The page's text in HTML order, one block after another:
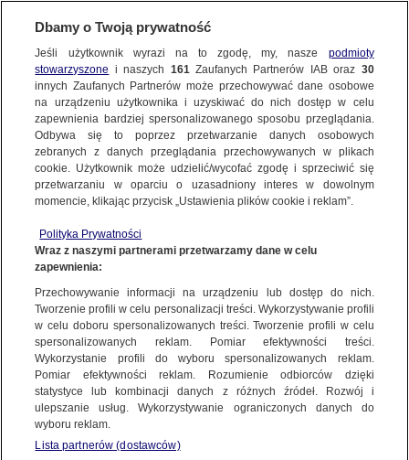
Oops!
Something went wrong. Please try
refreshing the app
Dbamy o Twoją prywatność
Jeśli użytkownik wyrazi na to zgodę, my, nasze podmioty
stowarzyszone i naszych 161Zaufanych Partnerów IAB oraz 30
innych Zaufanych Partnerów może przechowywać dane osobowe
na urządzeniu użytkownika i uzyskiwać do nich dostęp w celu
zapewnienia bardziej spersonalizowanego sposobu przeglądania.
Odbywa się to poprzez przetwarzanie danych osobowych
zebranych z danych przeglądania przechowywanych w plikach
cookie. Użytkownik może udzielić/wycofać zgodę i sprzeciwić się
przetwarzaniu w oparciu o uzasadniony interes w dowolnym
momencie, klikając przycisk „Ustawienia plików cookie i reklam”.
Polityka Prywatności
Wraz z naszymi partnerami przetwarzamy dane w celu
zapewnienia:
Przechowywanie informacji na urządzeniu lub dostęp do nich.
Tworzenie profili w celu personalizacji treści. Wykorzystywanie profili
w celu doboru spersonalizowanych treści. Tworzenie profili w celu
spersonalizowanych reklam. Pomiar efektywności treści.
Wykorzystanie profili do wyboru spersonalizowanych reklam.
Pomiar efektywności reklam. Rozumienie odbiorców dzięki
statystyce lub kombinacji danych z różnych źródeł. Rozwój i
ulepszanie usług. Wykorzystywanie ograniczonych danych do
wyboru reklam.
Lista partnerów (dostawców)